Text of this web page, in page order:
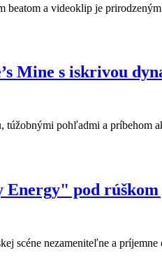
a videoklip je
Mine s iskrivou
túžobnými pohľadmi a príbehom
pod
scéne nezameniteľne a